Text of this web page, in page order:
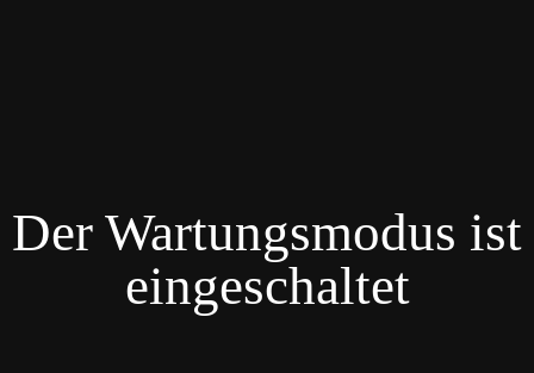
Der Wartungsmodus ist
eingeschaltet